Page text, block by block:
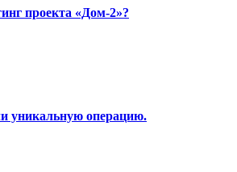
проекта «Дом-2»?
уникальную операцию.